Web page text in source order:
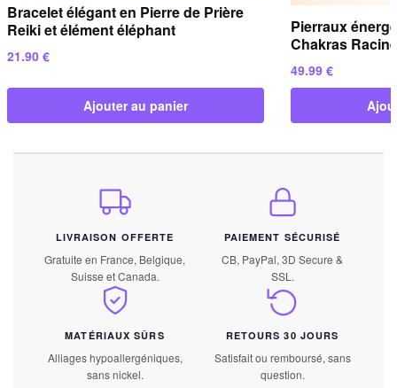
Bracelet élégant en Pierre de Prière
Reiki et élément éléphant
21.90 €
Ajouter au panier
Pierraux
Chakras
49.99 €
LIVRAISON OFFERTE
Gratuite en France, Belgique,
Suisse et Canada.
PAIEMENT SÉCURISÉ
CB, PayPal, 3D Secure &
SSL.
MATÉRIAUX SÛRS
Alliages hypoallergéniques,
sans nickel.
RETOURS 30 JOURS
Satisfait ou remboursé, sans
question.